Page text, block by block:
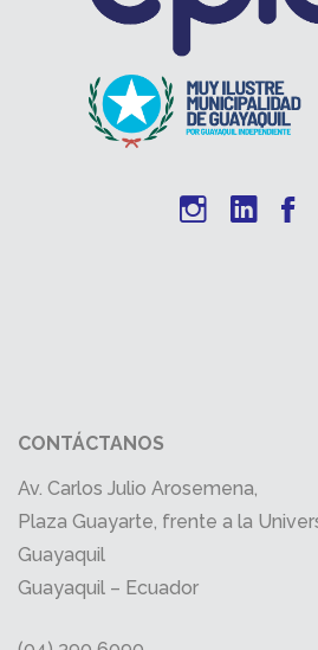
CONTÁCTANOS
Av. Carlos Julio Arosemena,
Plaza Guayarte, frente a la
Guayaquil
Guayaquil – Ecuador